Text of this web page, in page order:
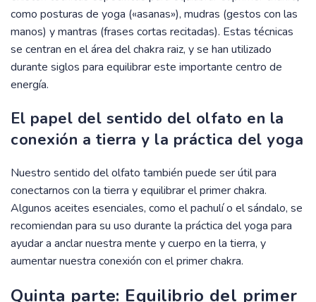
como posturas de yoga («asanas»), mudras (gestos con las
manos) y mantras (frases cortas recitadas). Estas técnicas
se centran en el área del chakra raiz, y se han utilizado
durante siglos para equilibrar este importante centro de
energía.
El papel del sentido del olfato en la
conexión a tierra y la práctica del yoga
Nuestro sentido del olfato también puede ser útil para
conectarnos con la tierra y equilibrar el primer chakra.
Algunos aceites esenciales, como el pachulí o el sándalo, se
recomiendan para su uso durante la práctica del yoga para
ayudar a anclar nuestra mente y cuerpo en la tierra, y
aumentar nuestra conexión con el primer chakra.
Quinta parte: Equilibrio del primer